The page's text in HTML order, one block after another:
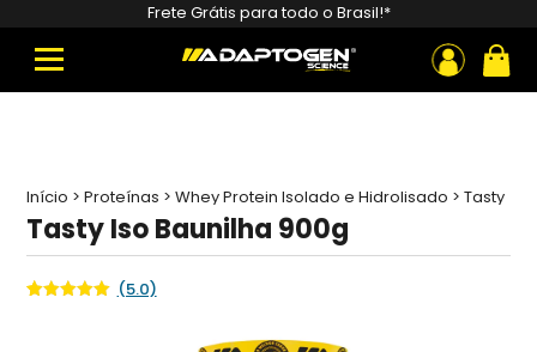
Frete Grátis para todo o Brasil!*
ou
produtos
Início >Proteínas >Whey Protein Isolado e Hidrolisado >Tasty
Tasty Iso Baunilha 900g
(5.0)